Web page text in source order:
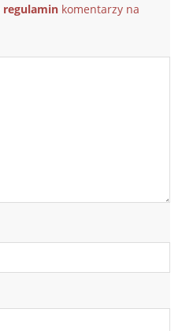
regulamin komentarzy na